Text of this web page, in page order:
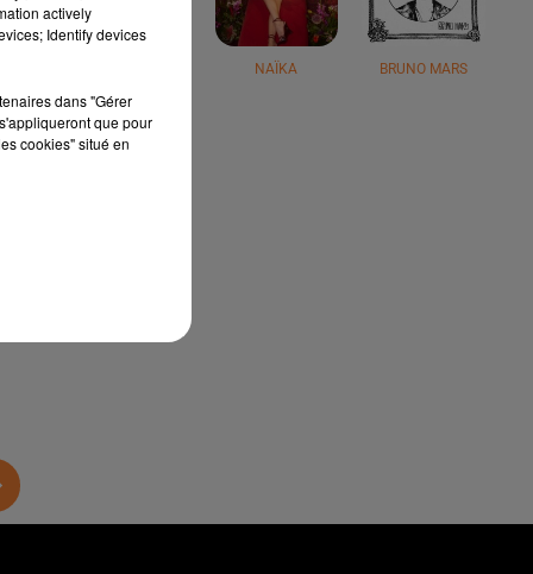
NAÏKA BRUNO MARS
actively
Identify devices
dans "Gérer
que pour
cookies" situé en